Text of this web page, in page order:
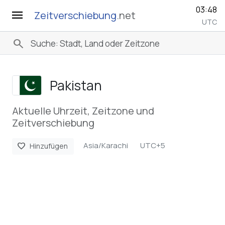
menu Zeitverschiebung.net 03:48
UTC
search
Pakistan
Aktuelle Uhrzeit, Zeitzone und
Zeitverschiebung
favorite Hinzufügen Asia/Karachi UTC+5